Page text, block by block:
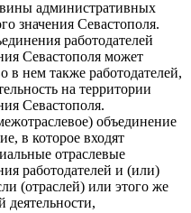
административных
значения Севастополя.
работодателей
Севастополя может
в нем также работодателей,
на территории
Севастополя.
объединение
в которое входят
отраслевые
работодателей и (или)
(отраслей) или этого же
деятельности,